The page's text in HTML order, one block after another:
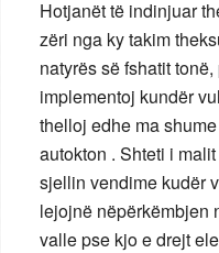
Hotjanët të indinjuar
zëri nga ky takim
natyrës së fshatit
implementoj kundër
thelloj edhe ma
autokton . Shteti i
sjellin vendime kudër
lejojnë nëpërkëmbjen
valle pse kjo e drejt